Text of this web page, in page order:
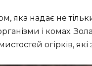
яка надає не
і комах.
огірків, які